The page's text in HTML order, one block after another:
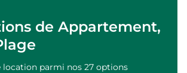
de Appartement,
location parmi nos 27 options